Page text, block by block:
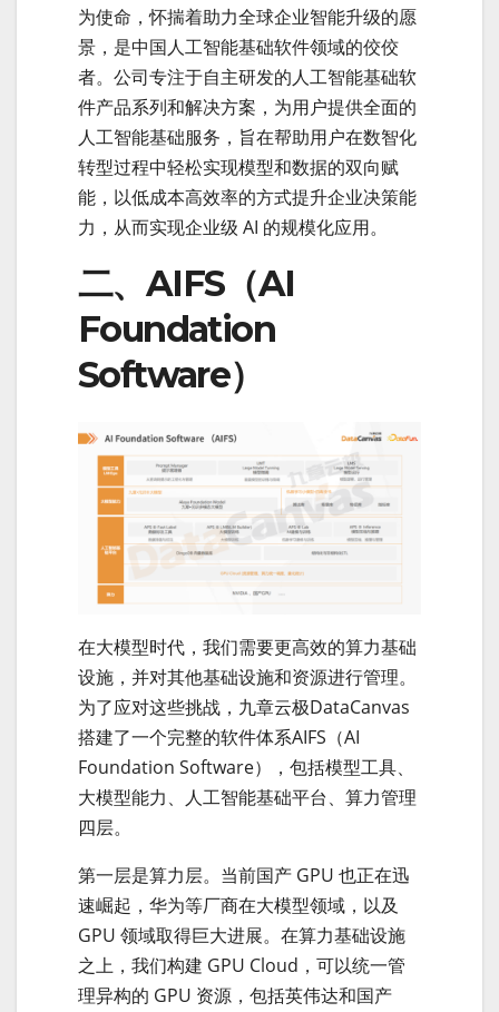
为使命，怀揣着助力全球企业智能升级的愿
景，是中国人工智能基础软件领域的佼佼
者。公司专注于自主研发的人工智能基础软
件产品系列和解决方案，为用户提供全面的
人工智能基础服务，旨在帮助用户在数智化
转型过程中轻松实现模型和数据的双向赋
能，以低成本高效率的方式提升企业决策能
力，从而实现企业级 AI 的规模化应用。
二、AIFS（AI
Foundation
Software）
在大模型时代，我们需要更高效的算力基础
设施，并对其他基础设施和资源进行管理。
为了应对这些挑战，九章云极DataCanvas
搭建了一个完整的软件体系AIFS（AI
Foundation Software），包括模型工具、
大模型能力、人工智能基础平台、算力管理
四层。
第一层是算力层。当前国产 GPU 也正在迅
速崛起，华为等厂商在大模型领域，以及
GPU 领域取得巨大进展。在算力基础设施
之上，我们构建 GPU Cloud，可以统一管
理异构的 GPU 资源，包括英伟达和国产